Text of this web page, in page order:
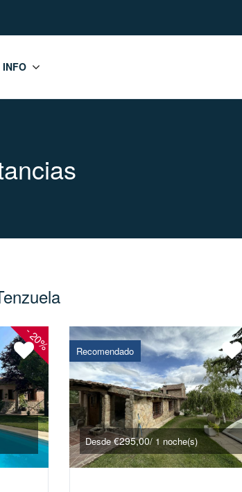
INFO
-
20% Recomendado
Desde€295,00/ 1 noche(s)